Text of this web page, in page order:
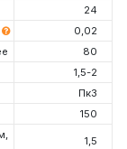
24
0,02
80
1,5-2
Пк3
150
1,5